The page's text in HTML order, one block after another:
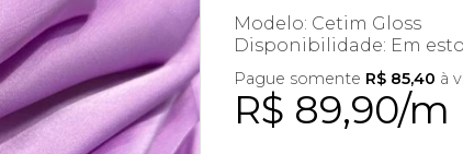
Modelo: Cetim Gloss
Disponibilidade: Em
R$ 89,90/m
Pague somente R$ 85,40 à